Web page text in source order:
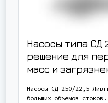
Насосы типа СД
решение для
масс и
Насосы СД 250/22,5
больших объемов